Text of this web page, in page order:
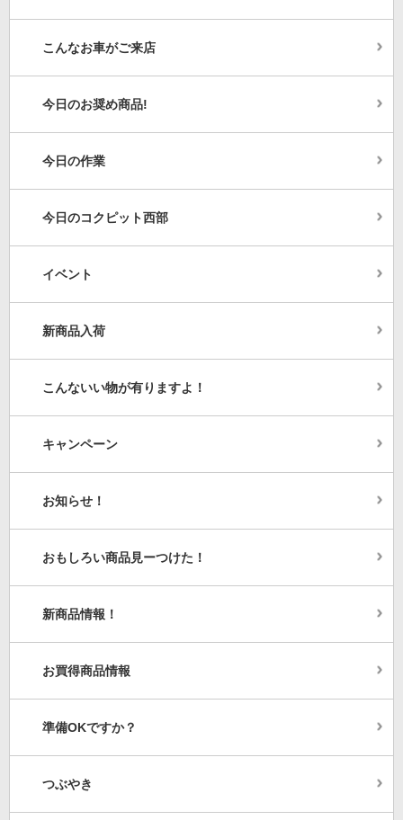
こんなお車がご来店
今日のお奨め商品!
今日の作業
今日のコクピット西部
イベント
新商品入荷
こんないい物が有りますよ！
キャンペーン
お知らせ！
おもしろい商品見ーつけた！
新商品情報！
お買得商品情報
準備OKですか？
つぶやき